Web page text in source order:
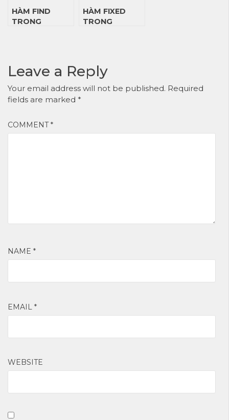
HÀM FIND
TRONG
HÀM FIXED
TRONG
Leave a Reply
Your email address will not be published. Required
fields are marked *
COMMENT*
NAME *
EMAIL *
WEBSITE